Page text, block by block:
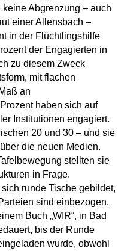
Abgrenzung – auch
einer Allensbach –
in der Flüchtlingshilfe
der Engagierten in
zu diesem Zweck
mit flachen
an
haben sich auf
Institutionen engagiert.
20 und 30 – und sie
die neuen Medien.
stellten sie
in Frage.
runde Tische gebildet,
sind einbezogen.
Buch „WIR“, in Bad
bis der Runde
wurde, obwohl